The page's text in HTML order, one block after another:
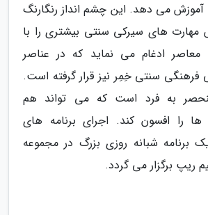
می دهد. این چشم انداز رنگارنگ
های سیرکی سنتی بیشتری را با
معاصر ادغام می نماید که در عناصر
فرهنگی سنتی خِمِر نیز قرار گرفته است.
به فرد است که می تواند هم
ها را افسون کند. اجرای برنامه های
برنامه شبانه روزی بزرگ در مجموعه
ریپ برگزار می گردد.